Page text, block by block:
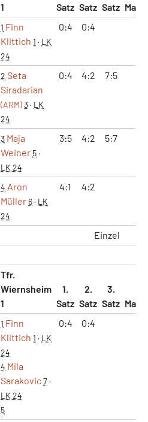
1
Satz Satz Satz
1 Finn
Klittich 1 · LK
24
0:4 0:4
2 Seta
Siradarian
(ARM)3· LK
24
0:4 4:2 7:5
3 Maja
Weiner 5·
LK 24
3:5 4:2 5:7
4 Aron
Müller 6· LK
24
4:1 4:2
Einzel
Tfr.
Wiernsheim
1
1.
Satz
2.
Satz
3.
Satz
1 Finn
Klittich 1 · LK
24
4 Mila
Sarakovic7·
LK 24
5
0:4 0:4